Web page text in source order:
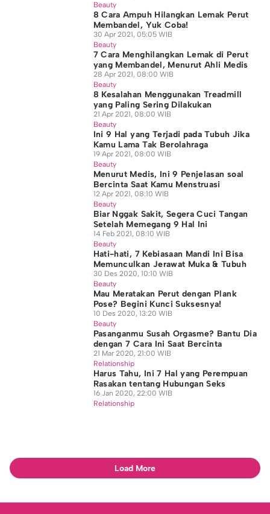
Beauty
8 Cara Ampuh Hilangkan Lemak Perut
Membandel, Yuk Coba!
30 Apr 2021, 05:05 WIB
Beauty
7 Cara Menghilangkan Lemak di Perut
yang Membandel, Menurut Ahli Medis
28 Apr 2021, 08:00 WIB
Beauty
8 Kesalahan Menggunakan Treadmill
yang Paling Sering Dilakukan
21 Apr 2021, 08:00 WIB
Beauty
Ini 9 Hal yang Terjadi pada Tubuh Jika
Kamu Lama Tak Berolahraga
19 Apr 2021, 08:00 WIB
Beauty
Menurut Medis, Ini 9 Penjelasan soal
Bercinta Saat Kamu Menstruasi
12 Apr 2021, 08:10 WIB
Beauty
Biar Nggak Sakit, Segera Cuci Tangan
Setelah Memegang 9 Hal Ini
14 Feb 2021, 08:10 WIB
Beauty
Hati-hati, 7 Kebiasaan Mandi Ini Bisa
Memunculkan Jerawat Muka & Tubuh
30 Des 2020, 10:10 WIB
Beauty
Mau Meratakan Perut dengan Plank
Pose? Begini Kunci Suksesnya!
10 Des 2020, 13:20 WIB
Beauty
Pasanganmu Susah Orgasme? Bantu Dia
dengan 7 Cara Ini Saat Bercinta
21 Mar 2020, 21:00 WIB
Relationship
Harus Tahu, Ini 7 Hal yang Perempuan
Rasakan tentang Hubungan Seks
16 Jan 2020, 22:00 WIB
Relationship
Load More